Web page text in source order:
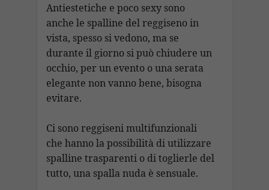
Antiestetiche e poco sexy sono
anche le spalline del reggiseno in
vista, spesso si vedono, ma se
durante il giorno si può chiudere un
occhio, per un evento o una serata
elegante non vanno bene, bisogna
evitare.
Ci sono reggiseni multifunzionali
che hanno la possibilità di utilizzare
spalline trasparenti o di toglierle del
tutto, una spalla nuda è sensuale.